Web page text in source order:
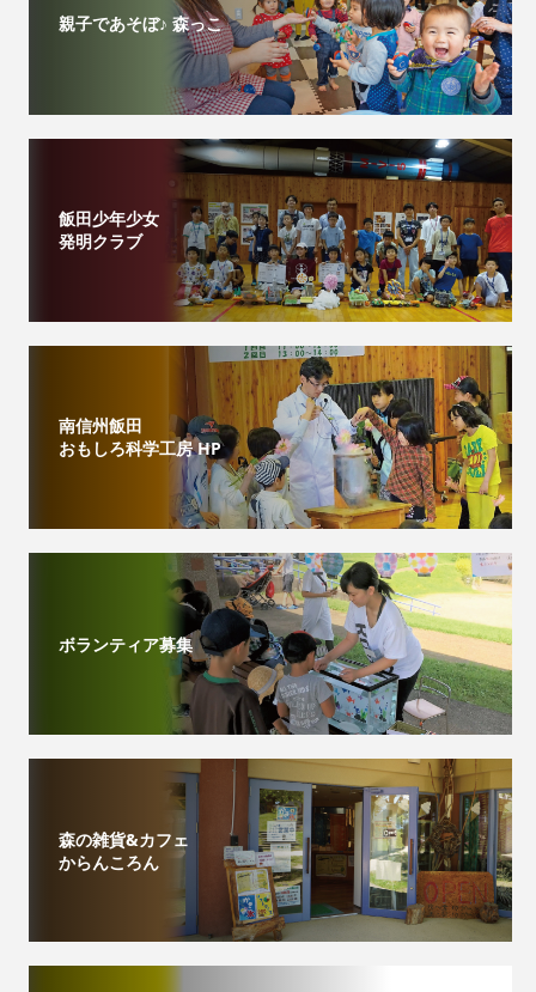
親子であそぼ♪ 森っこ
飯田少年少女
発明クラブ
南信州飯田
おもしろ科学工房 HP
ボランティア募集
森の雑貨&カフェ
からんころん